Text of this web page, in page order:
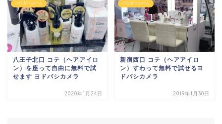
パウダールーム
八王子北口 コテ（ヘアアイロ
ン）を座って自由に無料で試
せます ヨドバシカメラ
2020年1月24日
パウダールーム
新宿西口 コテ（ヘアアイロ
ン）すわって無料で試せるヨ
ドバシカメラ
2019年1月30日